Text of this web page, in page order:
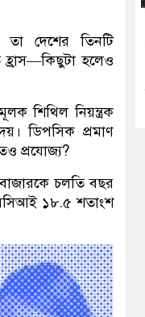
তা দেশের তিনটি
—কিছুটা হলেও
শিথিল নিয়ন্ত্রক
ডিপসিক প্রমাণ
প্রযোজ্য?
চলতি বছর
১৮.৫ শতাংশ